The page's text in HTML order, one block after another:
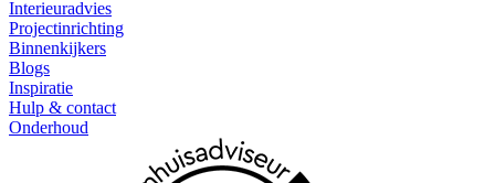
Interieuradvies
Projectinrichting
Binnenkijkers
Blogs
Inspiratie
Hulp & contact
Onderhoud